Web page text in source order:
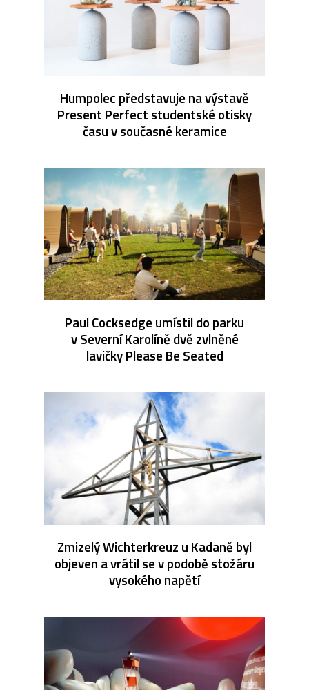
Humpolec představuje na výstavě
Present Perfect studentské otisky
času v současné keramice
Paul Cocksedge umístil do parku
v Severní Karolíně dvě zvlněné
lavičky Please Be Seated
Zmizelý Wichterkreuz u Kadaně byl
objeven a vrátil se v podobě stožáru
vysokého napětí